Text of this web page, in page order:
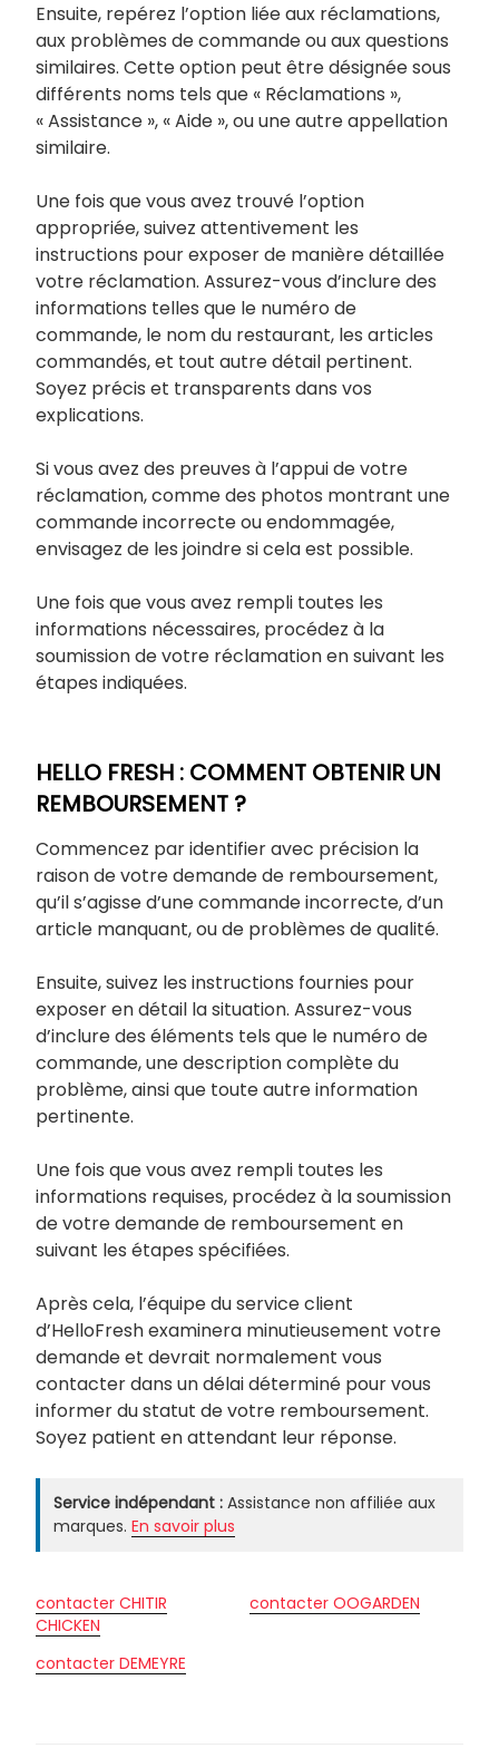
Ensuite, repérez l’option liée aux réclamations,
aux problèmes de commande ou aux questions
similaires. Cette option peut être désignée sous
différents noms tels que « Réclamations »,
« Assistance », « Aide », ou une autre appellation
similaire.
Une fois que vous avez trouvé l’option
appropriée, suivez attentivement les
instructions pour exposer de manière détaillée
votre réclamation. Assurez-vous d’inclure des
informations telles que le numéro de
commande, le nom du restaurant, les articles
commandés, et tout autre détail pertinent.
Soyez précis et transparents dans vos
explications.
Si vous avez des preuves à l’appui de votre
réclamation, comme des photos montrant une
commande incorrecte ou endommagée,
envisagez de les joindre si cela est possible.
Une fois que vous avez rempli toutes les
informations nécessaires, procédez à la
soumission de votre réclamation en suivant les
étapes indiquées.
HELLO FRESH : COMMENT OBTENIR UN
REMBOURSEMENT ?
Commencez par identifier avec précision la
raison de votre demande de remboursement,
qu’il s’agisse d’une commande incorrecte, d’un
article manquant, ou de problèmes de qualité.
Ensuite, suivez les instructions fournies pour
exposer en détail la situation. Assurez-vous
d’inclure des éléments tels que le numéro de
commande, une description complète du
problème, ainsi que toute autre information
pertinente.
Une fois que vous avez rempli toutes les
informations requises, procédez à la soumission
de votre demande de remboursement en
suivant les étapes spécifiées.
Après cela, l’équipe du service client
d’HelloFresh examinera minutieusement votre
demande et devrait normalement vous
contacter dans un délai déterminé pour vous
informer du statut de votre remboursement.
Soyez patient en attendant leur réponse.
Service indépendant : Assistance non affiliée aux
marques. En savoir plus
contacter CHITIR
CHICKEN
contacter OOGARDEN
contacter DEMEYRE